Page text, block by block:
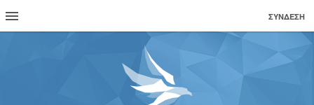
ΣΎΝΔΕΣΗ